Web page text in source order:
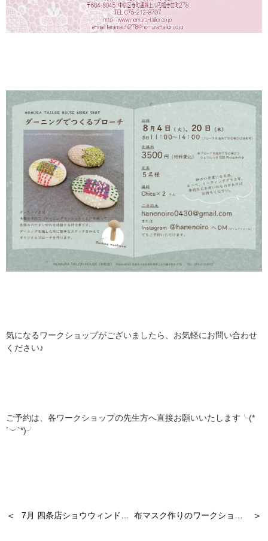
気になるワークショップがございましたら、お気軽にお問い合わせ
ください♪
ご予約は、各ワークショップの先生方へ直接お願いいたします╰(*
´︶`*)╯
＜ ＞